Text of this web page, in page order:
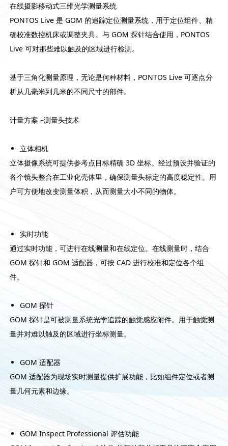
在线摄影移动式三维光学测量系统
PONTOS Live 是 GOM 的追踪定位测量系统，用于定位组件、精
确校准数控机床或调整夹具。与 GOM 探针结合使用，PONTOS
Live 可对那些难以触及的区域进行检测。
基于三角化测量原理，无论是何种材料，PONTOS Live 可逐点分
析从几毫米到几米的不同尺寸的部件。
计量方案 –测量头技术
立体相机
立体摄像系统可提供参考点目标精确 3D 坐标。经过预设并验证的
各个镜头整合在工业化壳体里，确保测量头标定的高度稳定性。用
户可方便地改变测量体积，从而测量大小不同的物体。
实时功能
通过实时功能，可进行在线测量和在线定位。在线测量时，结合
GOM 探针和 GOM 适配器，可按 CAD 进行校准和定位各个组
件。
GOM 探针
GOM 探针是可被测量系统光学追踪的触觉感应附件。用于触觉测
量并对难以触及的区域进行坐标测量。
GOM 适配器
GOM 适配器为现场实时测量提供扩展功能，比如组件定位或者测
量几何元素和边缘。
GOM Inspect Professional 评估功能